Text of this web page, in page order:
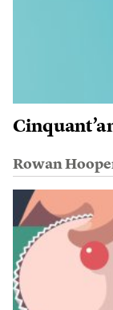
Rowan